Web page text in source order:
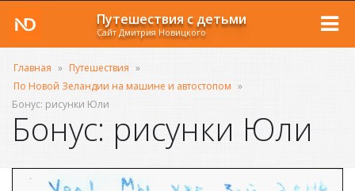
Путешествия с детьми
Сайт Дмитрия Новицкого
Главная » Путешествия »
По Новой Зеландии на машине и автостопом »
Бонус: рисунки Юли
Бонус: рисунки Юли